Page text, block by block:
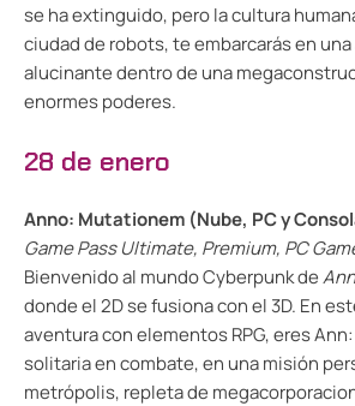
se ha extinguido, pero la cultura
ciudad de robots, te embarcarás en
alucinante dentro de una
enormes poderes.
28 de enero
Anno: Mutationem (Nube, PC y
Game Pass Ultimate, Premium, PC
Bienvenido al mundo Cyberpunk de
donde el 2D se fusiona con el 3D. En
aventura con elementos RPG, eres
solitaria en combate, en una misión
metrópolis, repleta de